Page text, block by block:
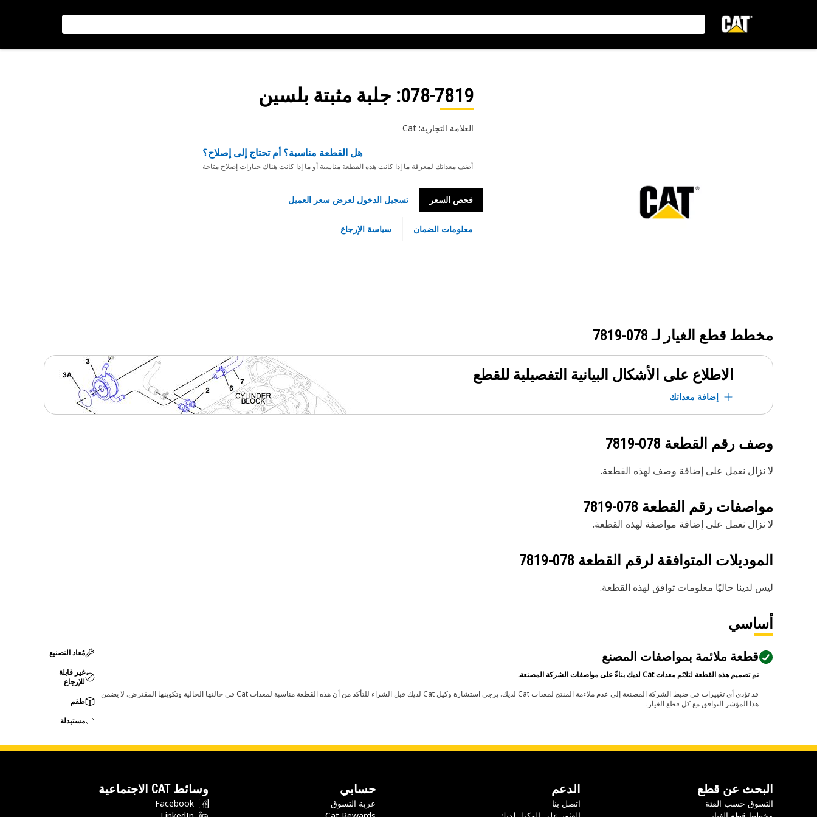
078-7819: جلبة مثبتة بلسين
العلامة التجارية: Cat
هل القطعة مناسبة؟ أم تحتاج إلى إصلاح؟
أضف معداتك لمعرفة ما إذا كانت هذه القطعة مناسبة أو ما إذا كانت هناك خيارات إصلاح متاحة
فحص السعر تسجيل الدخول لعرض سعر العميل
معلومات الضمان سياسة الإرجاع
مخطط قطع الغيار لـ 078-7819
الاطلاع على الأشكال البيانية التفصيلية للقطع
إضافة معداتك
وصف رقم القطعة 078-7819
لا نزال نعمل على إضافة وصف لهذه القطعة.
مواصفات رقم القطعة 078-7819
لا نزال نعمل على إضافة مواصفة لهذه القطعة.
الموديلات المتوافقة لرقم القطعة 078-7819
ليس لدينا حاليًا معلومات توافق لهذه القطعة.
أساسي
قطعة ملائمة بمواصفات المصنع
تم تصميم هذه القطعة لتلائم معدات Cat لديك بناءً على مواصفات الشركة المصنعة.
قد تؤدي أي تغييرات في ضبط الشركة المصنعة إلى عدم ملاءمة المنتج لمعدات Cat لديك. يرجى استشارة وكيل Cat لديك قبل الشراء للتأكد من أن هذه القطعة مناسبة لمعدات Cat في حالتها الحالية وتكوينها المفترض. لا يضمن
هذا المؤشر التوافق مع كل قطع الغيار.
مُعاد التصنيع
غير قابلة
للإرجاع
طقم
مستبدلة
البحث عن قطع
التسوق حسب الفئة
الدعم
اتصل بنا
حسابي
عربة التسوق
وسائط CAT الاجتماعية
Facebook